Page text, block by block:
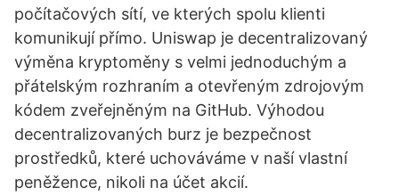
počítačových sítí, ve kterých spolu klienti
komunikují přímo. Uniswap je decentralizovaný
výměna kryptoměny s velmi jednoduchým a
přátelským rozhraním a otevřeným zdrojovým
kódem zveřejněným na GitHub. Výhodou
decentralizovaných burz je bezpečnost
prostředků, které uchováváme v naší vlastní
peněžence, nikoli na účet akcií.